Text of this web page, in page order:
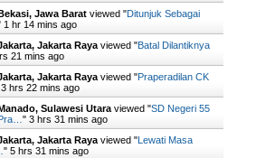
Bekasi, Jawa Barat viewed "Ditunjuk Sebagai
1 hr 14 mins ago
Jakarta Raya viewed "Batal Dilantiknya
21 mins ago
Jakarta Raya viewed "Praperadilan CK
3 hrs 22 mins ago
Manado, Sulawesi Utara viewed "SD Negeri 55
" 3 hrs 31 mins ago
Jakarta Raya viewed " Lewati Masa
" 5 hrs 31 mins ago